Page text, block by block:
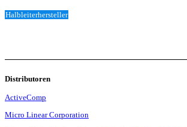
Halbleiterhersteller
Distributoren
ActiveComp
Micro Linear Corporation